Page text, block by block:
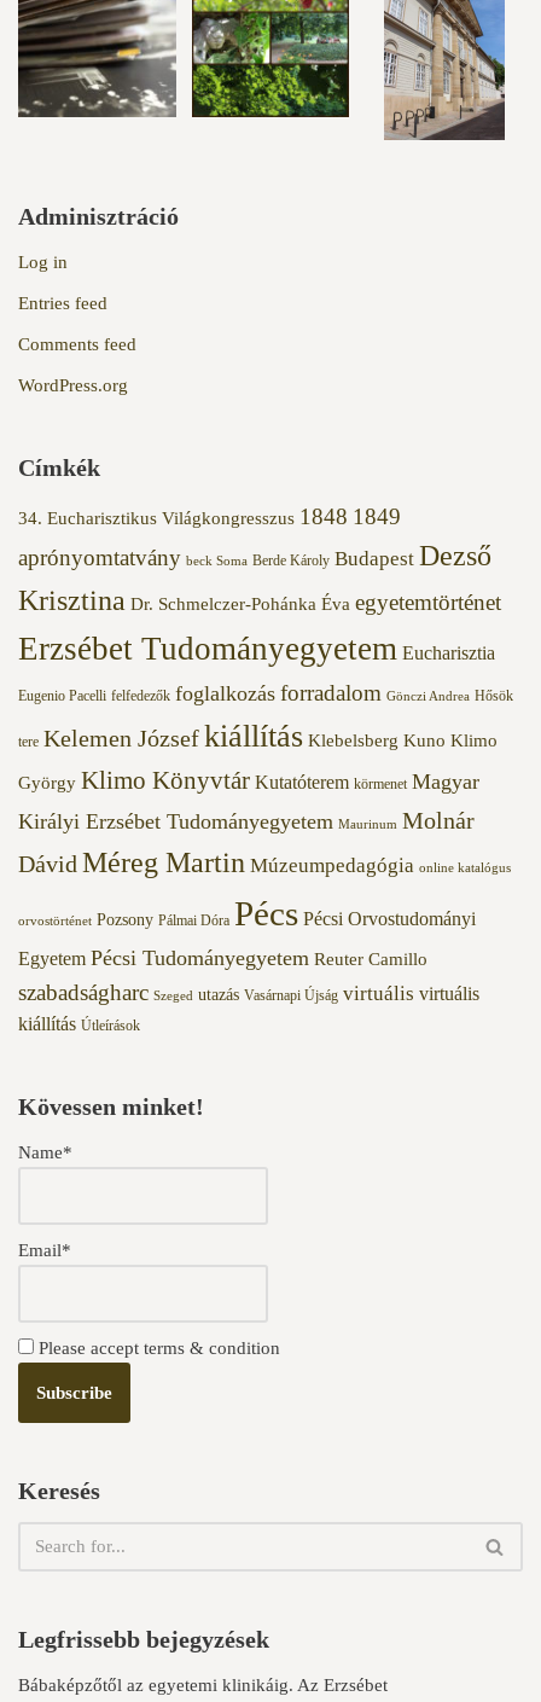
Adminisztráció
Log in
Entries feed
Comments feed
WordPress.org
Címkék
34. Eucharisztikus Világkongresszus 1848 1849
aprónyomtatvány beck Soma Berde Károly Budapest Dezső
Krisztina Dr. Schmelczer-Pohánka Éva egyetemtörténet
Erzsébet Tudományegyetem Eucharisztia
Eugenio Pacelli felfedezők foglalkozás forradalom Gönczi Andrea Hősök
tere Kelemen Józsefkiállítás Klebelsberg Kuno Klimo
György Klimo Könyvtár Kutatóterem körmenet Magyar
Királyi Erzsébet Tudományegyetem Maurinum Molnár
Dávid Méreg Martin Múzeumpedagógia online katalógus
orvostörténet Pozsony Pálmai Dóra Pécs Pécsi Orvostudományi
Egyetem Pécsi Tudományegyetem Reuter Camillo
szabadságharc Szeged utazás Vasárnapi Újság virtuális virtuális
kiállítás Útleírások
Kövessen minket!
Name*
Email*
Please accept terms & condition
Keresés
Legfrissebb bejegyzések
Bábaképzőtől az egyetemi klinikáig. Az Erzsébet